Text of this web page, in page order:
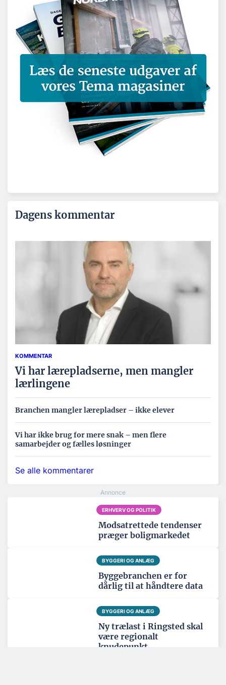
Dagens kommentar
KOMMENTAR
Vi har lærepladserne, men mangler
lærlingene
Branchen mangler lærepladser – ikke elever
Vi har ikke brug for mere snak – men flere
samarbejder og fælles løsninger
Se alle kommentarer
ERHVERV OG POLITIK
Modsatrettede tendenser
præger boligmarkedet
BYGGERI OG ANLÆG
Byggebranchen er for
dårlig til at håndtere data
BYGGERI OG ANLÆG
Ny trælast i Ringsted skal
være regionalt
knudepunkt